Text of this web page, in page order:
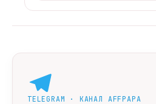
TELEGRAM · КАНАЛ AFFPAPA